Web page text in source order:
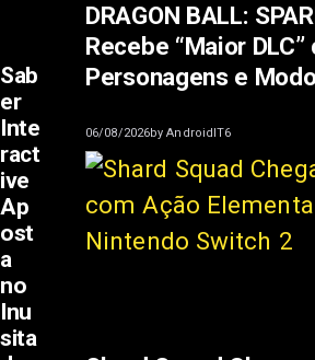
Sab
er
Inte
ract
ive
Ap
ost
a
no
Inu
sita
DRAGON BALL:
Recebe “Maior
Personagens e
06/08/2026byAndroidIT6